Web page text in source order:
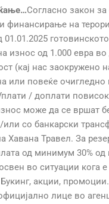
Согласно закон
финансирање на
01.01.2025
износ од 1.000 евра во
(кај нас заокружено
или повеќе очигледно
/ доплати
може да се вршат
или со банкарски
Хавана Травел. За
од минимум 30% од
во ситуации кога
акции,
лице во